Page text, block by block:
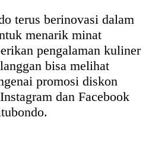
terus berinovasi dalam
menarik minat
pengalaman kuliner
bisa melihat
promosi diskon
dan Facebook